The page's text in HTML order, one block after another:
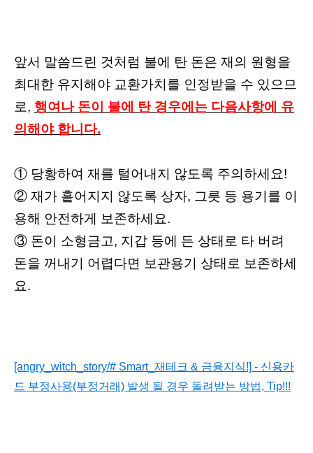
앞서 말씀드린 것처럼 불에 탄 돈은 재의 원형을
최대한 유지해야 교환가치를 인정받을 수 있으므
로, 행여나 돈이 불에 탄 경우에는 다음사항에 유
의해야 합니다.
① 당황하여 재를 털어내지 않도록 주의하세요!
② 재가 흩어지지 않도록 상자, 그릇 등 용기를 이
용해 안전하게 보존하세요.
③ 돈이 소형금고, 지갑 등에 든 상태로 타 버려
돈을 꺼내기 어렵다면 보관용기 상태로 보존하세
요.
[angry_witch_story/# Smart_재테크 & 금융지식!] - 신용카
드 부정사용(부정거래) 발생 될 경우 돌려받는 방법, Tip!!!